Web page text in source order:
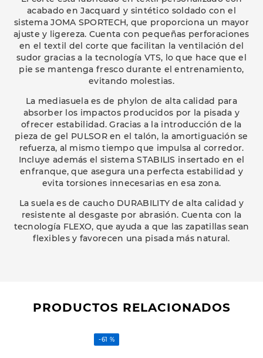
acabado en Jacquard y sintético soldado con el
sistema JOMA SPORTECH, que proporciona un mayor
ajuste y ligereza. Cuenta con pequeñas perforaciones
en el textil del corte que facilitan la ventilación del
sudor gracias a la tecnología VTS, lo que hace que el
pie se mantenga fresco durante el entrenamiento,
evitando molestias.
La mediasuela es de phylon de alta calidad para
absorber los impactos producidos por la pisada y
ofrecer estabilidad. Gracias a la introducción de la
pieza de gel PULSOR en el talón, la amortiguación se
refuerza, al mismo tiempo que impulsa al corredor.
Incluye además el sistema STABILIS insertado en el
enfranque, que asegura una perfecta estabilidad y
evita torsiones innecesarias en esa zona.
La suela es de caucho DURABILITY de alta calidad y
resistente al desgaste por abrasión. Cuenta con la
tecnología FLEXO, que ayuda a que las zapatillas sean
flexibles y favorecen una pisada más natural.
PRODUCTOS RELACIONADOS
-61 %